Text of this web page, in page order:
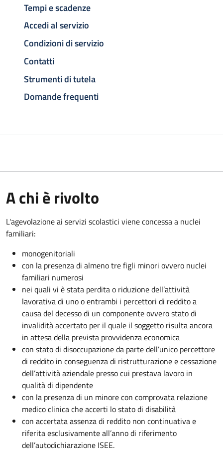
Tempi e scadenze
Accedi al servizio
Condizioni di servizio
Contatti
Strumenti di tutela
Domande frequenti
A chi è rivolto
L'agevolazione ai servizi scolastici viene concessa a nuclei
familiari:
monogenitoriali
con la presenza di almeno tre figli minori ovvero nuclei
familiari numerosi
nei quali vi è stata perdita o riduzione dell’attività
lavorativa di uno o entrambi i percettori di reddito a
causa del decesso di un componente ovvero stato di
invalidità accertato per il quale il soggetto risulta ancora
in attesa della prevista provvidenza economica
con stato di disoccupazione da parte dell’unico percettore
di reddito in conseguenza di ristrutturazione e cessazione
dell’attività aziendale presso cui prestava lavoro in
qualità di dipendente
con la presenza di un minore con comprovata relazione
medico clinica che accerti lo stato di disabilità
con accertata assenza di reddito non continuativa e
riferita esclusivamente all’anno di riferimento
dell’autodichiarazione ISEE.